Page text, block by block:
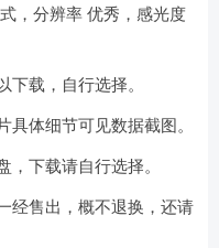
，分辨率 优秀，感光度
载，自行选择。
体细节可见数据截图。
下载请自行选择。
经售出，概不退换，还请